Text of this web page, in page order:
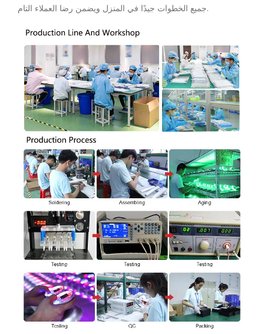
جميع الخطوات جيدًا في المنزل ويضمن رضا العملاء التام.